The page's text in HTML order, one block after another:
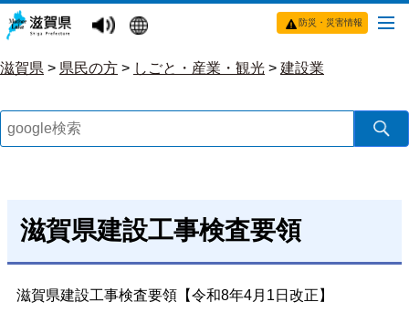
防災・災害情報
滋賀県 > 県民の方 > しごと・産業・観光 > 建設業
滋賀県建設工事検査要領
滋賀県建設工事検査要領【令和8年4月1日改正】